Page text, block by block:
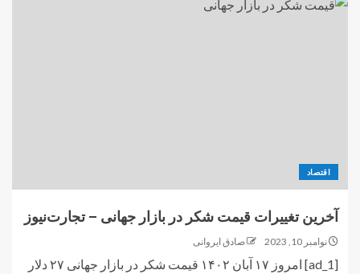
اقتصاد
آخرین تغییرات قیمت شکر در بازار جهانی – تجارت‌نیوز
نوامبر 10, 2023 صادق ایروانی
[ad_1] امروز ۱۷ آبان ۱۴۰۲ قیمت شکر در بازار جهانی ۲۷ دلار